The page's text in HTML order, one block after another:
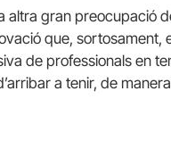
altra gran preocupació
que, sortosament,
de professionals en
a tenir, de